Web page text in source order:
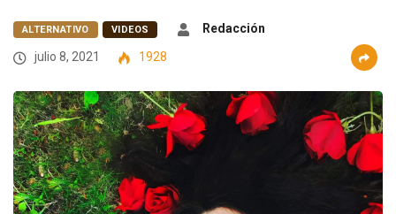
ALTERNATIVO VIDEOS
Redacción
julio 8, 2021
1928